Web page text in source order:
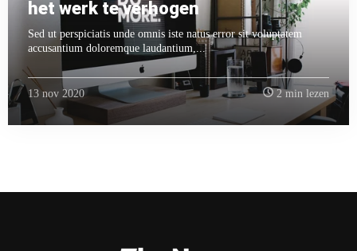
het werk te verhogen
Sed ut perspiciatis unde omnis iste natus error sit voluptatem
accusantium doloremque laudantium,...
13 nov 2020 2 min lezen